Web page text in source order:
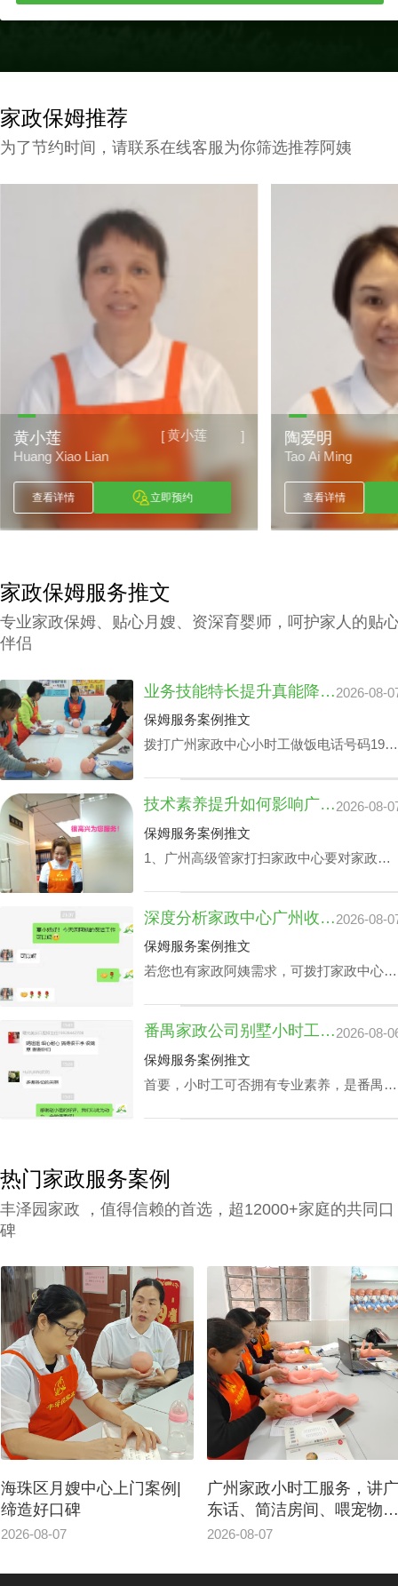
家政保姆推荐
为了节约时间，请联系在线客服为你筛选推荐阿姨
[黄小莲 ]
黄小莲
Huang Xiao Lian
查看详情 立即预约
陶爱明
Tao Ai Ming
查看详情
家政保姆服务推文
专业家政保姆、贴心月嫂、资深育婴师，呵护家人的贴
伴侣
业务技能特长提升真能降广州家政中心护理孩子收费？2026-08-
保姆服务案例推文
拨打广州家政中心小时工做饭电话号码199-
面试达标上岗。
技术素养提升如何影响广州家政中心流程价位2026-08-
保姆服务案例推文
1、广州高级管家打扫家政中心要对家政管
职。 2、为保障客户权利，需对家政管家做
一丝不苟背景调查，完成实名核查、犯罪记
录验证、个人信用报告查询等。 3、广州高
选项，为所有的顾客筹办家政管家方案。
4、要与所有的顾客签署条约，提供项目及
广州家政中心流程价位需列明。
深度分析家政中心广州收费与业务技能专长关系2026-08-
保姆服务案例推文
若您也有家政阿姨需求，可拨打家政中心广
姨。
番禺家政公司别墅小时工收费会因雇主要求而变动？2026-08-
保姆服务案例推文
首要，小时工可否拥有专业素养，是番禺家
公司别墅小时工收费都是紧密依赖的。
热门家政服务案例
丰泽园家政 ，值得信赖的首选，超12000+家庭的共同口
碑
海珠区月嫂中心上门案例|
缔造好口碑
2026-08-07
广州家政小时工服务，讲广
东话、简洁房间、喂宠物吃
东西
2026-08-07